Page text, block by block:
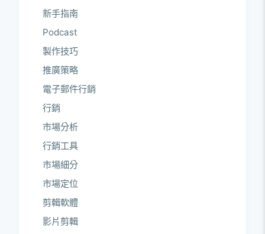
新手指南
Podcast
製作技巧
推廣策略
電子郵件行銷
行銷
市場分析
行銷工具
市場細分
市場定位
剪輯軟體
影片剪輯